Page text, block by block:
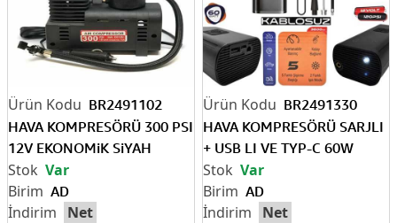
BR2491102
HAVA KOMPRESÖRÜ 300 PSI
12V EKONOMiK SiYAH
AD
Net
Var
BR2491330
HAVA KOMPRESÖRÜ SARJLI
+ USB LI VE TYP-C 60W
AD
Net
Var